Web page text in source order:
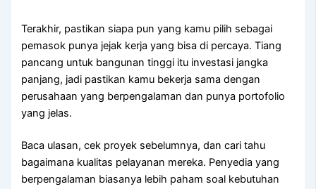
Terakhir, pastikan siapa pun yang kamu pilih sebagai
pemasok punya jejak kerja yang bisa di percaya. Tiang
pancang untuk bangunan tinggi itu investasi jangka
panjang, jadi pastikan kamu bekerja sama dengan
perusahaan yang berpengalaman dan punya portofolio
yang jelas.
Baca ulasan, cek proyek sebelumnya, dan cari tahu
bagaimana kualitas pelayanan mereka. Penyedia yang
berpengalaman biasanya lebih paham soal kebutuhan